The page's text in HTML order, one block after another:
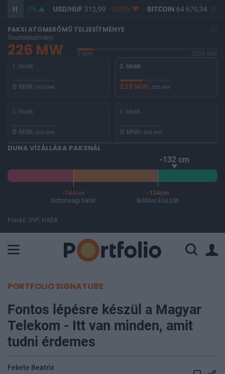
0% USD/HUF312,99 -0,03% BITCOIN64 670,34
PAKSI ATOMERŐMŰ TELJESÍTMÉNYE
Összteljesítmény
226 MW 0 MW
2000 MW
1. blokk
0 MW/ 500 MW
2. blokk
226 MW/ 500 MW
3. blokk
0 MW/ 500 MW
4. blokk
0 MW/ 500 MW
DUNA VÍZÁLLÁSA PAKSNÁL
-132 cm
-144cm
biztonsági határ
-134cm
leállási küszöb
Forrás: OVF, HAEA
PORTFOLIO SIGNATURE
Fontos lépésre készül a Magyar
Telekom - Itt van minden, amit
tudni érdemes
Fekete Beatrix